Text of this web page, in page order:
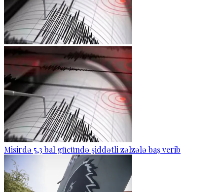
Misirdə 5,3 bal gücündə şiddətli zəlzələ baş verib